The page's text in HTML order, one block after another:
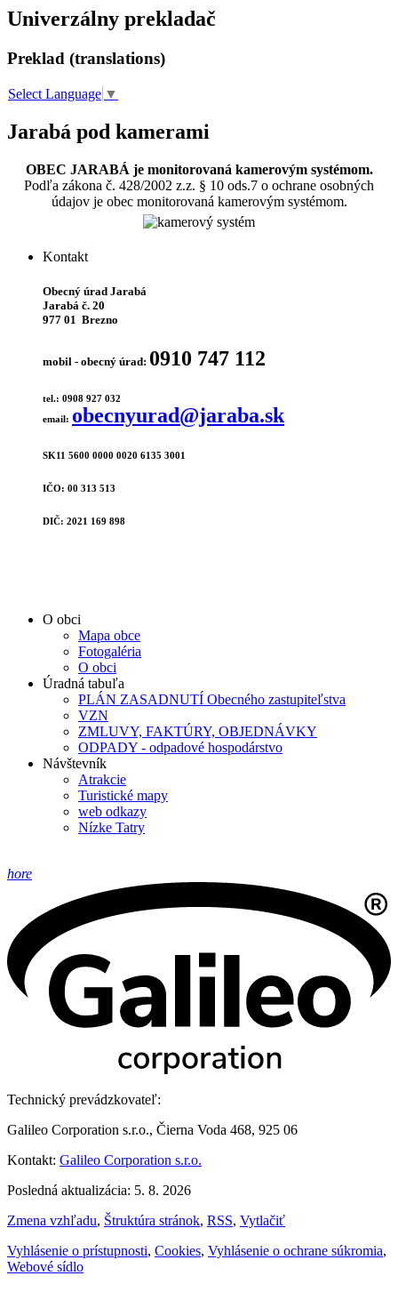
Univerzálny prekladač
Preklad (translations)
Select Language ▼
Jarabá pod kamerami
OBEC JARABÁ je monitorovaná kamerovým systémom.
Podľa zákona č. 428/2002 z.z. § 10 ods.7 o ochrane osobných
údajov je obec monitorovaná kamerovým systémom.
Kontakt
Obecný úrad Jarabá
Jarabá č. 20
977 01 Brezno
mobil - obecný úrad: 0910 747 112
tel.: 0908 927 032
email: obecnyurad@jaraba.sk
SK11 5600 0000 0020 6135 3001
IČO: 00 313 513
DIČ: 2021 169 898
O obci
Mapa obce
Fotogaléria
O obci
Úradná tabuľa
PLÁN ZASADNUTÍ Obecného zastupiteľstva
VZN
ZMLUVY, FAKTÚRY, OBJEDNÁVKY
ODPADY - odpadové hospodárstvo
Návštevník
Atrakcie
Turistické mapy
web odkazy
Nízke Tatry
hore
Technický prevádzkovateľ:
Galileo Corporation s.r.o., Čierna Voda 468, 925 06
Kontakt: Galileo Corporation s.r.o.
Posledná aktualizácia: 5. 8. 2026
Zmena vzhľadu, Štruktúra stránok, RSS, Vytlačiť
Vyhlásenie o prístupnosti, Cookies, Vyhlásenie o ochrane súkromia,
Webové sídlo